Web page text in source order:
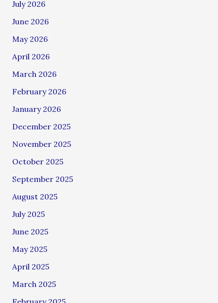
July 2026
June 2026
May 2026
April 2026
March 2026
February 2026
January 2026
December 2025
November 2025
October 2025
September 2025
August 2025
July 2025
June 2025
May 2025
April 2025
March 2025